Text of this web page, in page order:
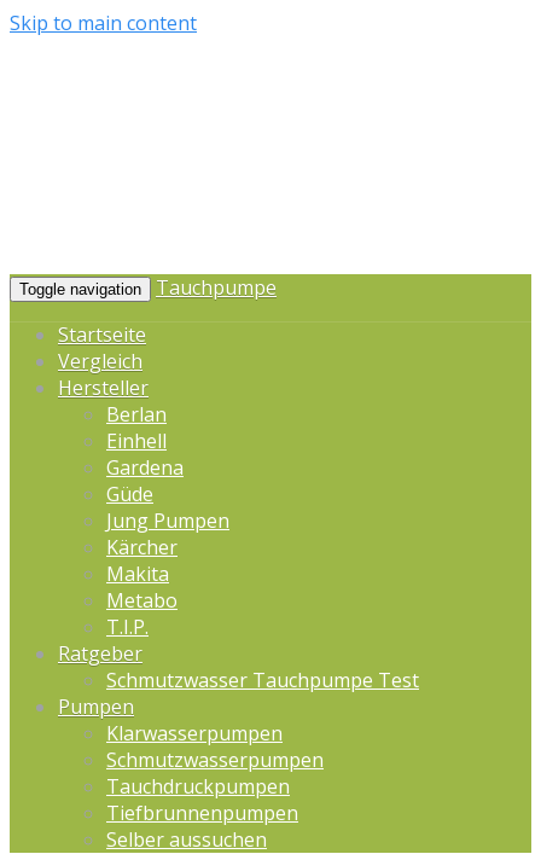
Skip to main content
Toggle navigation
Tauchpumpe
Startseite
Vergleich
Hersteller
Berlan
Einhell
Gardena
Güde
Jung Pumpen
Kärcher
Makita
Metabo
T.I.P.
Ratgeber
Schmutzwasser Tauchpumpe Test
Pumpen
Klarwasserpumpen
Schmutzwasserpumpen
Tauchdruckpumpen
Tiefbrunnenpumpen
Selber aussuchen